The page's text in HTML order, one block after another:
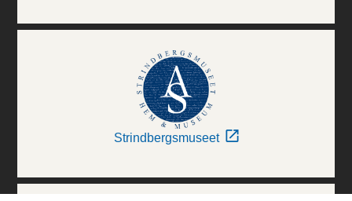
Strindbergsmuseet